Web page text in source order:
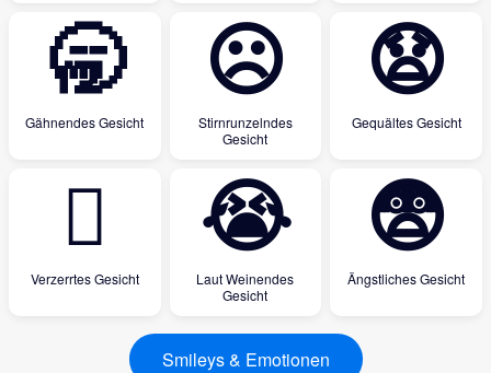
🥱
Gähnendes Gesicht
☹
Stirnrunzelndes
Gesicht
😧
Gequältes Gesicht
🫪
Verzerrtes Gesicht
😭
Laut Weinendes
Gesicht
😨
Ängstliches Gesicht
Smileys & Emotionen